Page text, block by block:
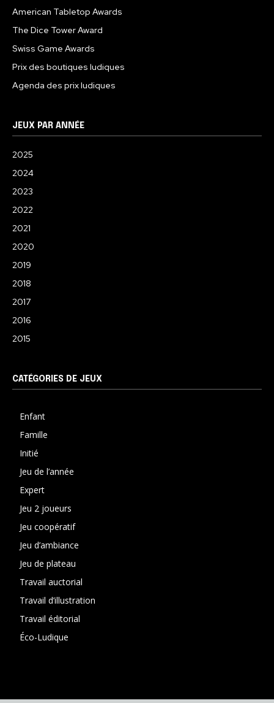
American Tabletop Awards
The Dice Tower Award
Swiss Game Awards
Prix des boutiques ludiques
Agenda des prix ludiques
JEUX PAR ANNÉE
2025
2024
2023
2022
2021
2020
2019
2018
2017
2016
2015
CATÉGORIES DE JEUX
Enfant
Famille
Initié
Jeu de l’année
Expert
Jeu 2 joueurs
Jeu coopératif
Jeu d’ambiance
Jeu de plateau
Travail auctorial
Travail d’illustration
Travail éditorial
Éco-Ludique